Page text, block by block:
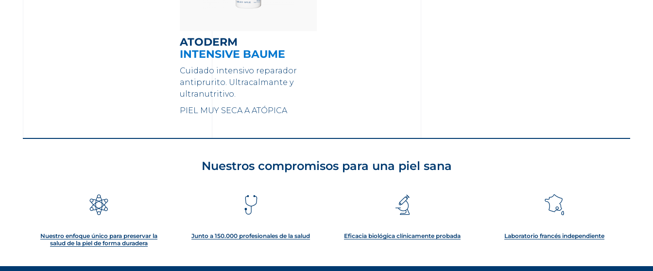
ATODERM
INTENSIVE BAUME
Cuidado intensivo reparador
antiprurito. Ultracalmante y
ultranutritivo.
PIEL MUY SECA A ATÓPICA
Nuestros compromisos para una piel sana
Nuestro enfoque único para preservar la
salud de la piel de forma duradera
Junto a 150.000 profesionales de la salud Eficacia biológica clínicamente probada Laboratorio francés independiente